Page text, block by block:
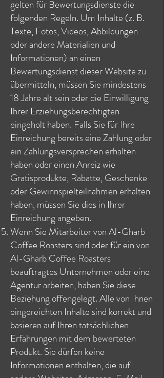
gelten für Bewertungsdienste die
folgenden Regeln. Um Inhalte (z. B.
Texte, Fotos, Videos, Abbildungen
oder andere Materialien und
Informationen) an einen
Bewertungsdienst dieser Website zu
übermitteln, müssen Sie mindestens
18 Jahre alt sein oder die Einwilligung
Ihrer Erziehungsberechtigten
eingeholt haben. Falls Sie für Ihre
Einreichung bereits eine Zahlung oder
ein Zahlungsversprechen erhalten
haben oder einen Anreiz wie
Gratisprodukte, Rabatte, Geschenke
oder Gewinnspielteilnahmen erhalten
haben, müssen Sie dies in Ihrer
Einreichung angeben.
Wenn Sie Mitarbeiter von Al-Gharb
Coffee Roasters sind oder für ein von
Al-Gharb Coffee Roasters
beauftragtes Unternehmen oder eine
Agentur arbeiten, haben Sie diese
Beziehung offengelegt. Alle von Ihnen
eingereichten Inhalte sind korrekt und
basieren auf Ihren tatsächlichen
Erfahrungen mit dem bewerteten
Produkt. Sie dürfen keine
Informationen enthalten, die auf